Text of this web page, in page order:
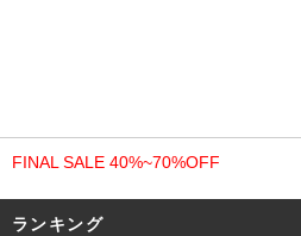
FINAL SALE 40%~70%OFF
ランキング